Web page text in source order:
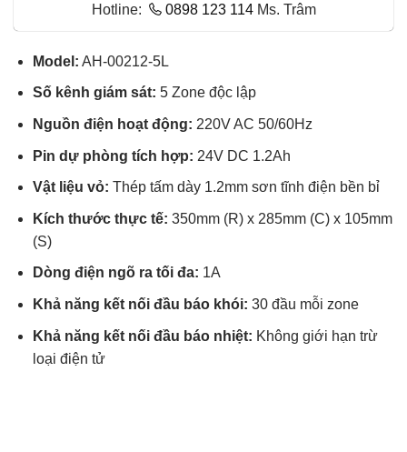
Hotline: 0898 123 114Ms. Trâm
Model: AH-00212-5L
Số kênh giám sát: 5 Zone độc lập
Nguồn điện hoạt động: 220V AC 50/60Hz
Pin dự phòng tích hợp: 24V DC 1.2Ah
Vật liệu vỏ: Thép tấm dày 1.2mm sơn tĩnh điện bền bỉ
Kích thước thực tế: 350mm (R) x 285mm (C) x 105mm
(S)
Dòng điện ngõ ra tối đa: 1A
Khả năng kết nối đầu báo khói: 30 đầu mỗi zone
Khả năng kết nối đầu báo nhiệt: Không giới hạn trừ
loại điện tử